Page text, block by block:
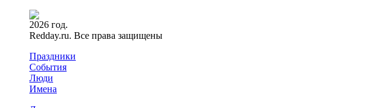
2026 год.
Redday.ru. Все права защищены
Праздники
События
Люди
Имена